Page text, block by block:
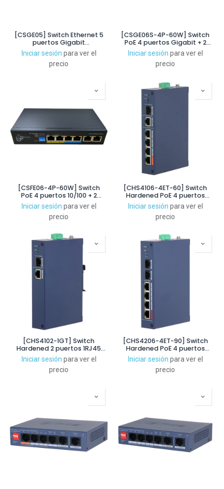
[CSGE05] Switch Ethernet 5
puertos Gigabit
No_Gestionable
Iniciar sesión para ver el
precio
[CSGE06S-4P-60W] Switch
PoE 4 puertos Gigabit + 2
Uplink(1RJ45+1SFP) 60W
Gestionable
Iniciar sesión para ver el
precio
[CSFE06-4P-60W] Switch
PoE 4 puertos 10/100 + 2
Uplink 10/100 60W
No_Gestionable
Iniciar sesión para ver el
precio
[CHS4106-4ET-60] Switch
Hardened PoE 4 puertos
10/100 + 1RJ45 Gigabit + 1SFP
Gigabit 60W Gestionable en
Cloud Layer2
Iniciar sesión para ver el
precio
[CHS4102-1GT] Switch
Hardened 2 puertos 1RJ45
Gigabit + 1SFP Gigabit
Gestionable en Cloud Layer2
Iniciar sesión para ver el
precio
[CHS4206-4ET-90] Switch
Hardened PoE 4 puertos
10/100 + 2SFP Gigabit 90W
Gestionable en Cloud Layer2
Iniciar sesión para ver el
precio